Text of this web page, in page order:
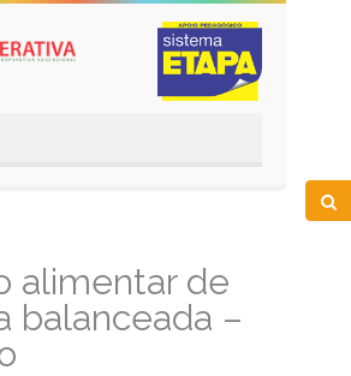
alimentar de
balanceada –